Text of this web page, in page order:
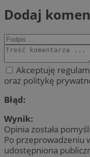
Dodaj
Akceptuję
oraz politykę
Błąd:
Wynik:
Opinia została
Po przeprowadzeniu
udostępniona